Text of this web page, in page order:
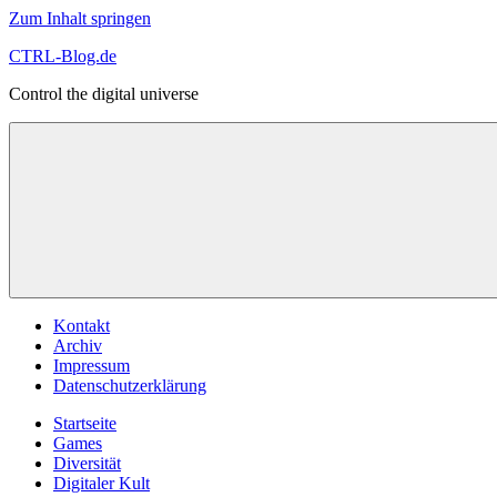
Zum Inhalt springen
CTRL-Blog.de
Control the digital universe
Kontakt
Archiv
Impressum
Datenschutzerklärung
Startseite
Games
Diversität
Digitaler Kult